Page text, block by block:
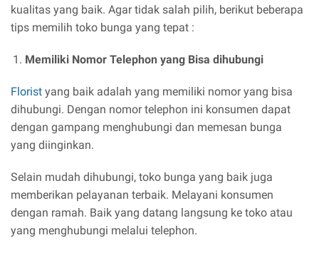
kualitas yang baik. Agar tidak salah pilih, berikut beberapa
tips memilih toko bunga yang tepat :
Memiliki Nomor Telephon yang Bisa dihubungi
Florist yang baik adalah yang memiliki nomor yang bisa
dihubungi. Dengan nomor telephon ini konsumen dapat
dengan gampang menghubungi dan memesan bunga
yang diinginkan.
Selain mudah dihubungi, toko bunga yang baik juga
memberikan pelayanan terbaik. Melayani konsumen
dengan ramah. Baik yang datang langsung ke toko atau
yang menghubungi melalui telephon.